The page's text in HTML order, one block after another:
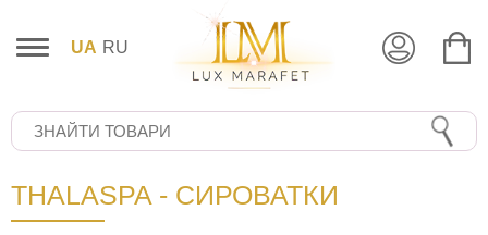
UA RU
THALASPA - СИРОВАТКИ